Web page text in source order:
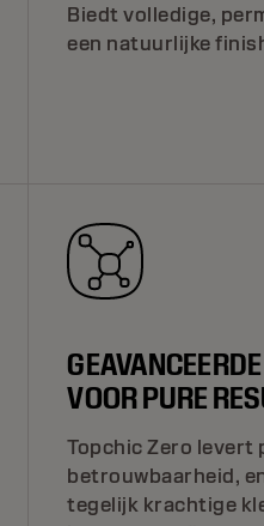
Biedt volledige,
een natuurlijke
VOOR PURE
Topchic Zero levert
betrouwbaarheid,
tegelijk krachtige